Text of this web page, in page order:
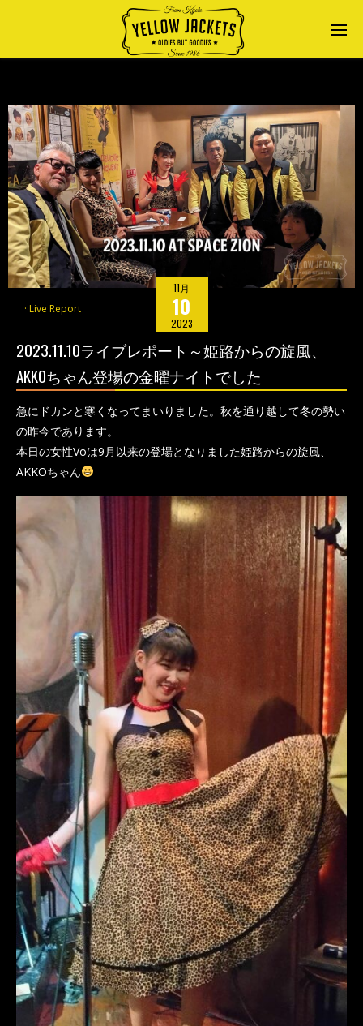
11月
10
2023
Live Report
2023.11.10ライブレポート～姫路からの旋風、
AKKOちゃん登場の金曜ナイトでした
急にドカンと寒くなってまいりました。秋を通り越して冬の勢い
の昨今であります。
本日の女性Voは9月以来の登場となりました姫路からの旋風、
AKKOちゃん